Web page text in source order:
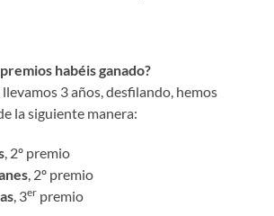
habéis ganado?
3 años, desfilando, hemos
la siguiente manera:
, 2º premio
, 2º premio
, 3er premio